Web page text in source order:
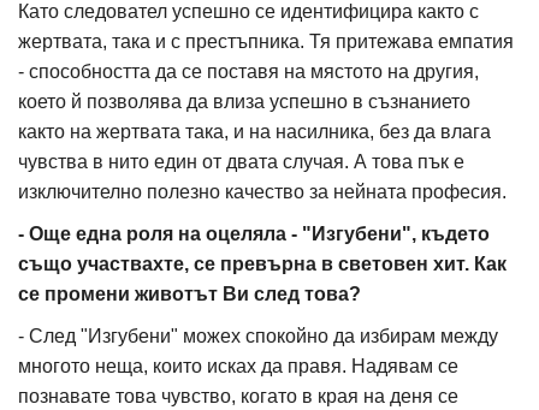
Като следовател успешно се идентифицира както с
жертвата, така и с престъпника. Тя притежава емпатия
- способността да се поставя на мястото на другия,
което й позволява да влиза успешно в съзнанието
както на жертвата така, и на насилника, без да влага
чувства в нито един от двата случая. А това пък е
изключително полезно качество за нейната професия.
- Още една роля на оцеляла - "Изгубени", където
също участвахте, се превърна в световен хит. Как
се промени животът Ви след това?
- След "Изгубени" можех спокойно да избирам между
многото неща, които исках да правя. Надявам се
познавате това чувство, когато в края на деня се